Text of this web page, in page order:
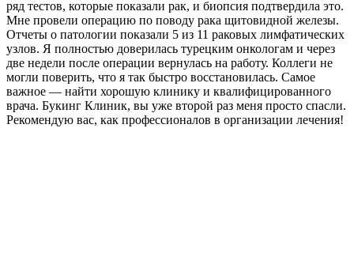
ряд тестов, которые показали рак, и биопсия подтвердила это.
Мне провели операцию по поводу рака щитовидной железы.
Отчеты о патологии показали 5 из 11 раковых лимфатических
узлов. Я полностью доверилась турецким онкологам и через
две недели после операции вернулась на работу. Коллеги не
могли поверить, что я так быстро восстановилась. Самое
важное — найти хорошую клинику и квалифицированного
врача. Букинг Клиник, вы уже второй раз меня просто спасли.
Рекомендую вас, как профессионалов в организации лечения!